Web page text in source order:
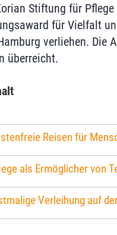
Stiftung für
für Vielfalt
verliehen. Die
überreicht.
Reisen für
als Ermöglicher von
Verleihung auf